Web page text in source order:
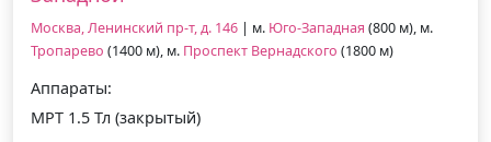
Москва, Ленинский пр-т, д. 146 | м. Юго-Западная (800 м), м.
Тропарево (1400 м), м. Проспект Вернадского (1800 м)
Аппараты:
МРТ 1.5 Тл (закрытый)